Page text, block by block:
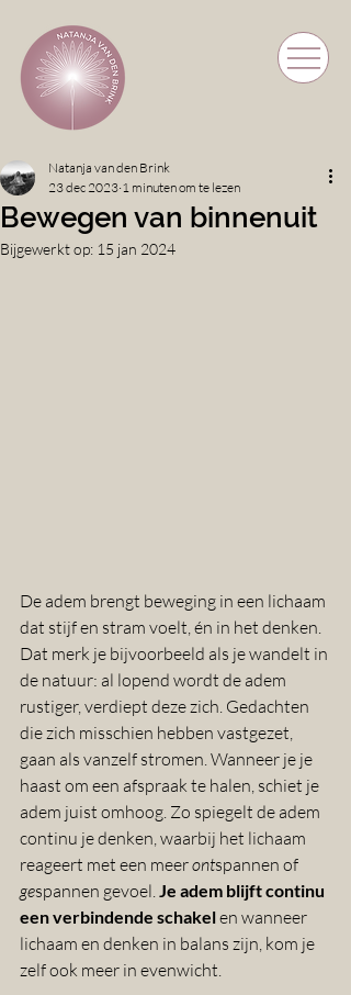
Bewegen van binnenuit
Natanja van den Brink
23 dec 2023 1 minuten om te lezen
Bijgewerkt op: 15 jan 2024
De adem brengt beweging in een lichaam
dat stijf en stram voelt, én in het denken.
Dat merk je bijvoorbeeld als je wandelt in
de natuur: al lopend wordt de adem
rustiger, verdiept deze zich. Gedachten
die zich misschien hebben vastgezet,
gaan als vanzelf stromen. Wanneer je je
haast om een afspraak te halen, schiet je
adem juist omhoog. Zo spiegelt de adem
continu je denken, waarbij het lichaam
reageert met een meer ontspannen of
gespannen gevoel. Je adem blijft continu
een verbindende schakel en wanneer
lichaam en denken in balans zijn, kom je
zelf ook meer in evenwicht.